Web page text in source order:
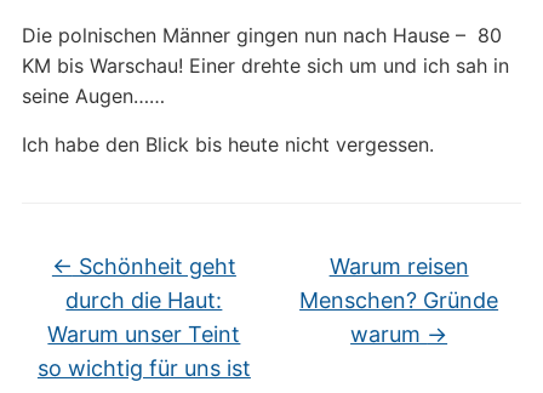
Die polnischen Männer gingen nun nach Hause – 80
KM bis Warschau! Einer drehte sich um und ich sah in
seine Augen……
Ich habe den Blick bis heute nicht vergessen.
← Schönheit geht
durch die Haut:
Warum unser Teint
so wichtig für uns ist
Warum reisen
Menschen? Gründe
warum →